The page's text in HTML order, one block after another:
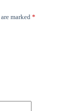
marked *